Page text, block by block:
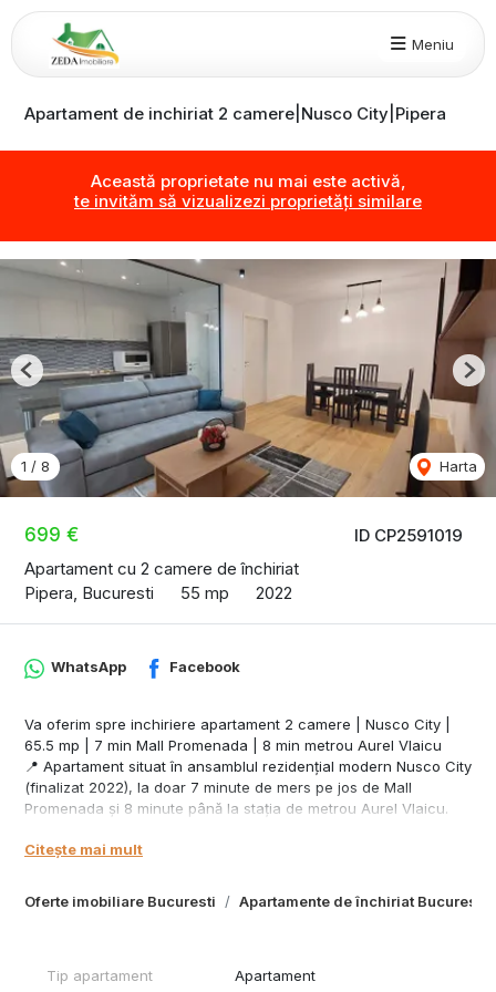
Meniu
Apartament de inchiriat 2 camere|Nusco City|Pipera
Această proprietate nu mai este activă,
te invităm să vizualizezi proprietăți similare
ID CP2591019
699 €
Apartament cu 2 camere de închiriat
Pipera, Bucuresti
55 mp 2022
1 / 8 Harta
Previous
Oferte imobiliare Bucuresti Apartamente de închiriat Bucuresti
WhatsApp Facebook
Va oferim spre inchiriere apartament 2 camere | Nusco City |
65.5 mp | 7 min Mall Promenada | 8 min metrou Aurel Vlaicu
📍 Apartament situat în ansamblul rezidențial modern Nusco City
(finalizat 2022), la doar 7 minute de mers pe jos de Mall
Promenada și 8 minute până la stația de metrou Aurel Vlaicu.
65.5 mp, cu vedere către grădina interioară a complexului,
Monitorizare video și pază permanentă
Dotări apartament:
Citește mai mult
Tip apartament Apartament